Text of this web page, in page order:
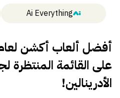
Ai Everything
على القائمة المنتظرة
الأدرينالين!